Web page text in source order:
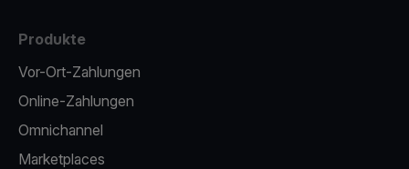
Produkte
Vor-Ort-Zahlungen
Online-Zahlungen
Omnichannel
Marketplaces